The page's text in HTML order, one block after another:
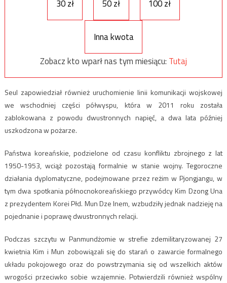
30 zł 50 zł 100 zł
Inna kwota
Zobacz kto wparł nas tym miesiącu: Tutaj
Seul zapowiedział również uruchomienie linii komunikacji wojskowej
we wschodniej części półwyspu, która w 2011 roku została
zablokowana z powodu dwustronnych napięć, a dwa lata później
uszkodzona w pożarze.
Państwa koreańskie, podzielone od czasu konfliktu zbrojnego z lat
1950-1953, wciąż pozostają formalnie w stanie wojny. Tegoroczne
działania dyplomatyczne, podejmowane przez reżim w Pjongjangu, w
tym dwa spotkania północnokoreańskiego przywódcy Kim Dzong Una
z prezydentem Korei Płd. Mun Dze Inem, wzbudziły jednak nadzieję na
pojednanie i poprawę dwustronnych relacji.
Podczas szczytu w Panmundżomie w strefie zdemilitaryzowanej 27
kwietnia Kim i Mun zobowiązali się do starań o zawarcie formalnego
układu pokojowego oraz do powstrzymania się od wszelkich aktów
wrogości przeciwko sobie wzajemnie. Potwierdzili również wspólny